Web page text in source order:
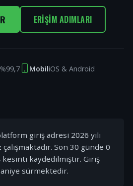
ERIŞIM ADIMLARI
%99,7 MobiliOS & Android
giriş adresi 2026 yılı
Son 30 günde 0
kesinti kaydedilmiştir. Giriş
sürmektedir.